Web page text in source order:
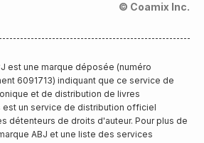
© Coamix Inc.
est une marque déposée (numéro
6091713) indiquant que ce service de
et de distribution de livres
est un service de distribution officiel
détenteurs de droits d'auteur. Pour plus de
ABJ et une liste des services